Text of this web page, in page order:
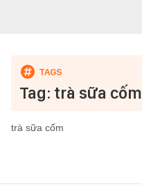
Tag: trà sữa cốm
trà sữa cốm